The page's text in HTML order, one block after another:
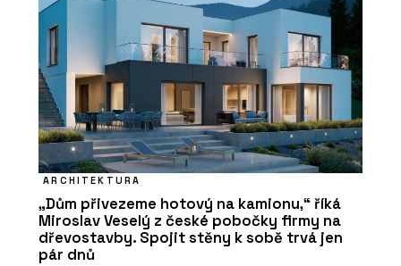
ARCHITEKTURA
„Dům přivezeme hotový na kamionu,“ říká
Miroslav Veselý z české pobočky firmy na
dřevostavby. Spojit stěny k sobě trvá jen
pár dnů